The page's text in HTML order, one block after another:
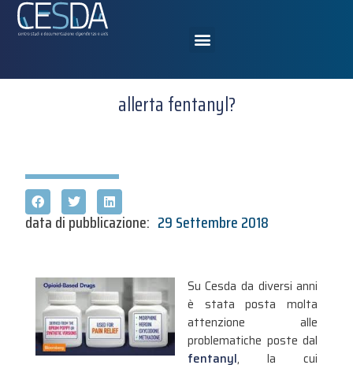
allerta fentanyl?
data di pubblicazione: 29 Settembre 2018
Su Cesda da diversi anni
è stata posta molta
attenzione alle
problematiche poste dal
fentanyl, la cui